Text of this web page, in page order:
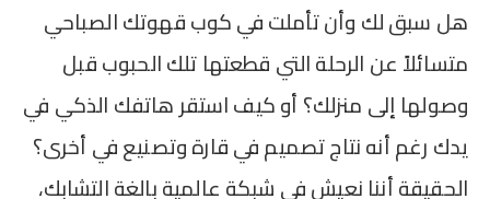
هل سبق لك وأن تأملت في كوب قهوتك الصباحي
متسائلاً عن الرحلة التي قطعتها تلك الحبوب قبل
وصولها إلى منزلك؟ أو كيف استقر هاتفك الذكي في
يدك رغم أنه نتاج تصميم في قارة وتصنيع في أخرى؟
الحقيقة أننا نعيش في شبكة عالمية بالغة التشابك،